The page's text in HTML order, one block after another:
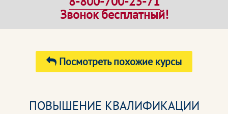
Звонок бесплатный!
Посмотреть похожие курсы
ПОВЫШЕНИЕ КВАЛИФИКАЦИИ